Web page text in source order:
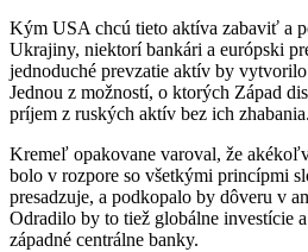
Kým USA chcú tieto aktíva zabaviť a
Ukrajiny, niektorí bankári a európski
jednoduché prevzatie aktív by vytvorilo
Jednou z možností, o ktorých Západ
príjem z ruských aktív bez ich zhabania.
Kremeľ opakovane varoval, že
bolo v rozpore so všetkými princípmi
presadzuje, a podkopalo by dôveru v
Odradilo by to tiež globálne investície
západné centrálne banky.